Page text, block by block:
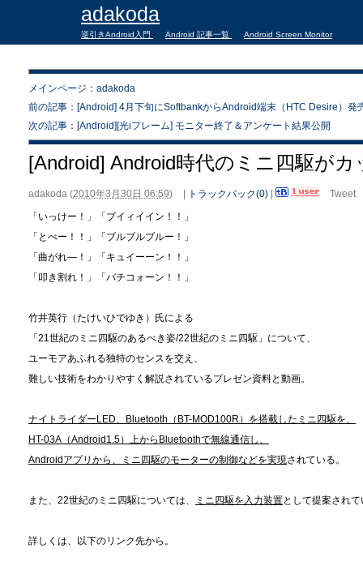
adakoda
逆引きAndroid入門 Android 記事一覧 Android Screen Monitor
メインページ：adakoda
前の記事：[Android] 4月下旬にSoftbankからAndroid端末（HTC Desire）発
次の記事：[Android][光iフレーム] モニター終了＆アンケート結果公開
[Android] Android時代のミニ四駆が
adakoda (2010年3月30日 06:59) トラックバック(0)
Tweet
「いっけー！」「ブイィイイン！！」
「とべー！！」「ブルブルブルー！」
「曲がれ―！」「キュイーーン！！」
「叩き割れ！」「バチコォーン！！」
竹井英行（たけいひでゆき）氏による
「21世紀のミニ四駆のあるべき姿/22世紀のミニ四駆」について、
ユーモアあふれる独特のセンスを交え、
難しい技術をわかりやすく解説されているプレゼン資料と動画。
ナイトライダーLED、Bluetooth（BT-MOD100R）を搭載したミニ四駆を、
HT-03A（Android1.5）上からBluetoothで無線通信し、
Androidアプリから、ミニ四駆のモーターの制御などを実現されている。
また、22世紀のミニ四駆については、 ミニ四駆を入力装置として提案され
詳しくは、以下のリンク先から。